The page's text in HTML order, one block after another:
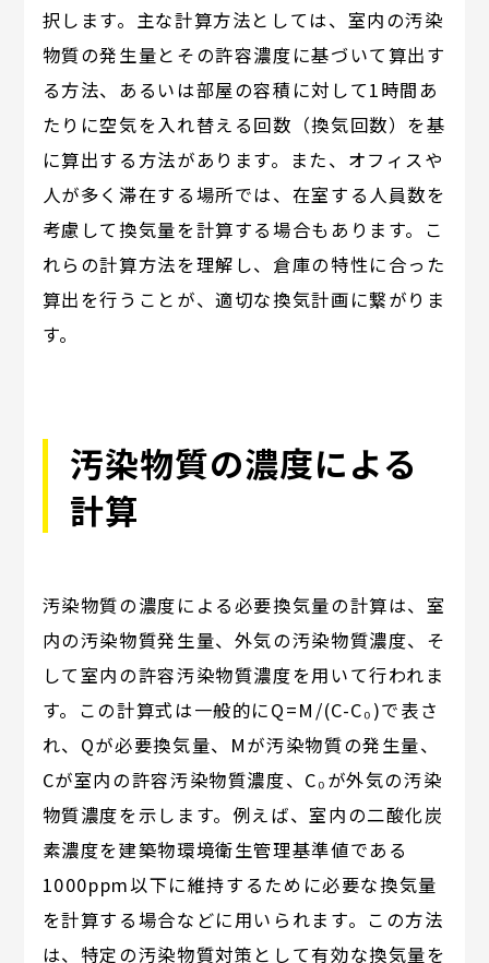
択します。主な計算方法としては、室内の汚染
物質の発生量とその許容濃度に基づいて算出す
る方法、あるいは部屋の容積に対して1時間あ
たりに空気を入れ替える回数（換気回数）を基
に算出する方法があります。また、オフィスや
人が多く滞在する場所では、在室する人員数を
考慮して換気量を計算する場合もあります。こ
れらの計算方法を理解し、倉庫の特性に合った
算出を行うことが、適切な換気計画に繋がりま
す。
汚染物質の濃度による
計算
汚染物質の濃度による必要換気量の計算は、室
内の汚染物質発生量、外気の汚染物質濃度、そ
して室内の許容汚染物質濃度を用いて行われま
す。この計算式は一般的にQ=M/(C-C₀)で表さ
れ、Qが必要換気量、Mが汚染物質の発生量、
Cが室内の許容汚染物質濃度、C₀が外気の汚染
物質濃度を示します。例えば、室内の二酸化炭
素濃度を建築物環境衛生管理基準値である
1000ppm以下に維持するために必要な換気量
を計算する場合などに用いられます。この方法
は、特定の汚染物質対策として有効な換気量を